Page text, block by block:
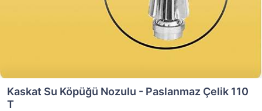
Kaskat Su Köpüğü Nozulu - Paslanmaz Çelik 110
T